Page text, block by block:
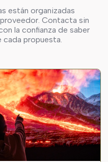
están organizadas
Contacta sin
la confianza de saber
propuesta.